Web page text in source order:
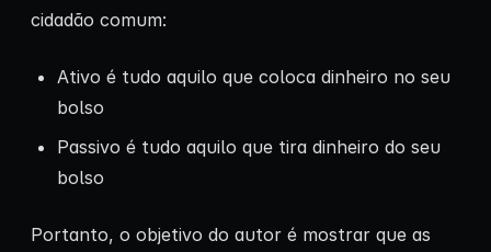
cidadão comum:
Ativo é tudo aquilo que coloca dinheiro no seu
bolso
Passivo é tudo aquilo que tira dinheiro do seu
bolso
Portanto, o objetivo do autor é mostrar que as